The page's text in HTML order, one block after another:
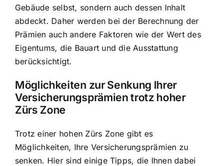
Gebäude selbst, sondern auch dessen Inhalt
abdeckt. Daher werden bei der Berechnung der
Prämien auch andere Faktoren wie der Wert des
Eigentums, die Bauart und die Ausstattung
berücksichtigt.
Möglichkeiten zur Senkung Ihrer
Versicherungsprämientrotz hoher
Zürs Zone
Trotz einer hohen Zürs Zone gibt es
Möglichkeiten, Ihre Versicherungsprämien zu
senken. Hier sind einige Tipps, die Ihnen dabei